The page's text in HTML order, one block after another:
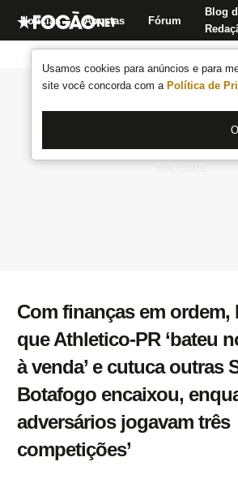
Usamos cookies para anúncios e para
site você concorda com a Política de
Notícias Apostas Fórum
Blog
Com finanças em ordem,
que Athletico-PR ‘bateu
à venda’ e cutuca outras
Botafogo encaixou,
adversários jogavam três
competições’